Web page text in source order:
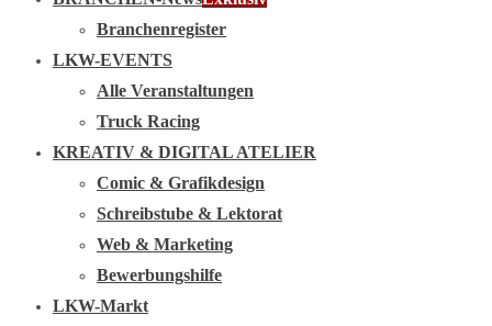
Branchenregister
LKW-EVENTS
Alle Veranstaltungen
Truck Racing
KREATIV & DIGITAL ATELIER
Comic & Grafikdesign
Schreibstube & Lektorat
Web & Marketing
Bewerbungshilfe
LKW-Markt